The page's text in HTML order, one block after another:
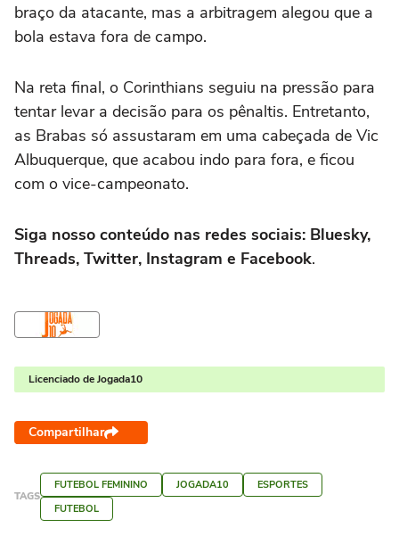
braço da atacante, mas a arbitragem alegou que a
bola estava fora de campo.
Na reta final, o Corinthians seguiu na pressão para
tentar levar a decisão para os pênaltis. Entretanto,
as Brabas só assustaram em uma cabeçada de Vic
Albuquerque, que acabou indo para fora, e ficou
com o vice-campeonato.
Siga nosso conteúdo nas redes sociais: Bluesky,
Threads, Twitter, Instagram e Facebook.
Licenciado de Jogada10
Compartilhar
TAGS
FUTEBOL FEMININO JOGADA10
ESPORTES
FUTEBOL